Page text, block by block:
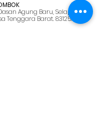
Agung Baru, Selaparang,
Tenggara Barat. 83125.